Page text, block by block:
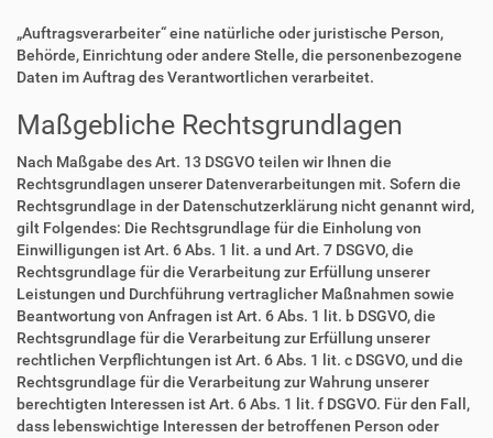
„Auftragsverarbeiter“ eine natürliche oder juristische Person,
Behörde, Einrichtung oder andere Stelle, die personenbezogene
Daten im Auftrag des Verantwortlichen verarbeitet.
Maßgebliche Rechtsgrundlagen
Nach Maßgabe des Art. 13 DSGVO teilen wir Ihnen die
Rechtsgrundlagen unserer Datenverarbeitungen mit. Sofern die
Rechtsgrundlage in der Datenschutzerklärung nicht genannt wird,
gilt Folgendes: Die Rechtsgrundlage für die Einholung von
Einwilligungen ist Art. 6 Abs. 1 lit. a und Art. 7 DSGVO, die
Rechtsgrundlage für die Verarbeitung zur Erfüllung unserer
Leistungen und Durchführung vertraglicher Maßnahmen sowie
Beantwortung von Anfragen ist Art. 6 Abs. 1 lit. b DSGVO, die
Rechtsgrundlage für die Verarbeitung zur Erfüllung unserer
rechtlichen Verpflichtungen ist Art. 6 Abs. 1 lit. c DSGVO, und die
Rechtsgrundlage für die Verarbeitung zur Wahrung unserer
berechtigten Interessen ist Art. 6 Abs. 1 lit. f DSGVO. Für den Fall,
dass lebenswichtige Interessen der betroffenen Person oder